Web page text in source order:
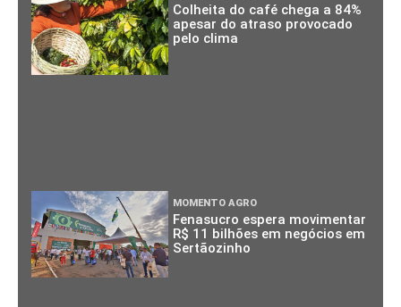
Colheita do café chega a 84%
apesar do atraso provocado
pelo clima
MOMENTO AGRO
Fenasucro espera movimentar
R$ 11 bilhões em negócios em
Sertãozinho